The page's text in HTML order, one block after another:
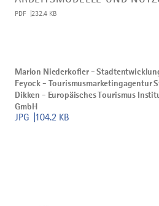
PDF 232.4 KB
Allgäu,
neue
Marion Niederkofler -
Feyock - Tourismusmarketingagentur
Dikken - Europäisches Tourismus
GmbH
JPG
104.2 KB
Niederkofler
-
Stadtentwicklung
Bruneck,
Verena
Feyock